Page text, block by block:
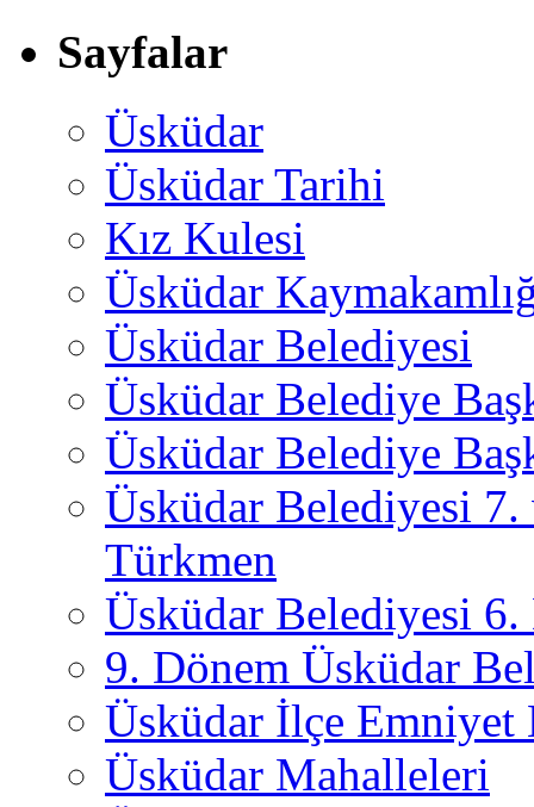
Sayfalar
Üsküdar
Üsküdar Tarihi
Kız Kulesi
Üsküdar
Üsküdar Belediyesi
Üsküdar Belediye
Üsküdar Belediye
Üsküdar Belediyesi
Türkmen
Üsküdar Belediyesi 6.
9. Dönem Üsküdar
Üsküdar İlçe
Üsküdar Mahalleleri